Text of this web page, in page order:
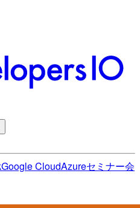
Google CloudAzureセミナー会